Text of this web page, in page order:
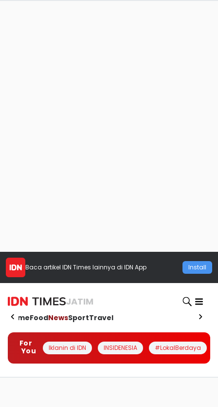
Baca artikel IDN Times lainnya di IDN App Install
JATIM
HomeFoodNewsSportTravel
For
You
Iklanin di IDN INSIDENESIA #LokalBerdaya